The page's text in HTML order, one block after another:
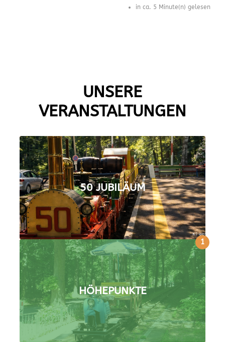
in ca. 5 Minute(n) gelesen
UNSERE
VERANSTALTUNGEN
50 JUBILÄUM
HÖHEPUNKTE
1